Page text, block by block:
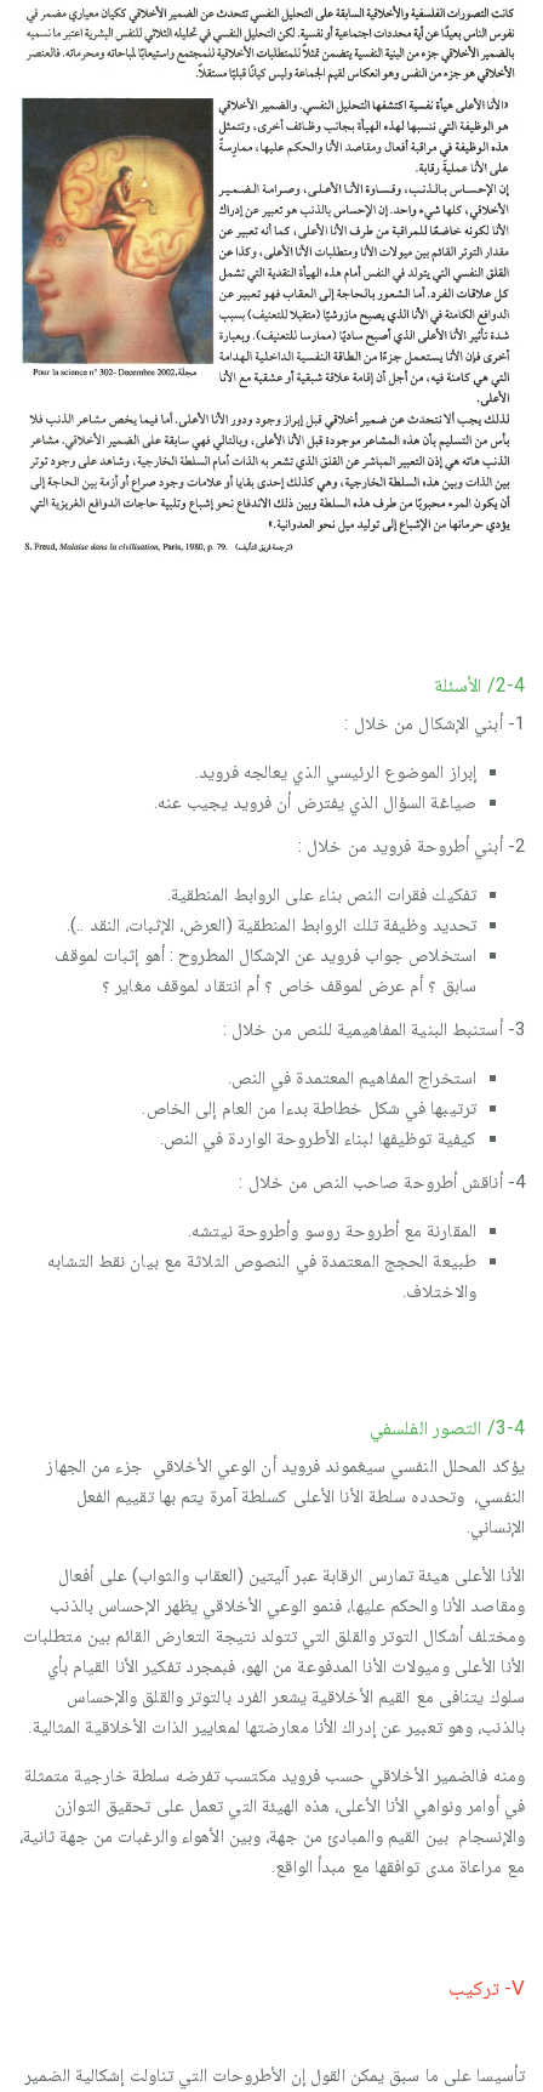
2-4/ الأسئلة
1- أبني الإشكال من خلال :
إبراز الموضوع الرئيسي الذي يعالجه فرويد.
صياغة السؤال الذي يفترض أن فرويد يجيب عنه.
2- أبني أطروحة فرويد من خلال :
تفكيك فقرات النص بناء على الروابط المنطقية.
تحديد وظيفة تلك الروابط المنطقية (العرض، الإثبات، النقد ..).
استخلاص جواب فرويد عن الإشكال المطروح : أهو إثبات لموقف
سابق ؟ أم عرض لموقف خاص ؟ أم انتقاد لموقف مغاير ؟
3- أستنبط البنية المفاهيمية للنص من خلال :
استخراج المفاهيم المعتمدة في النص.
ترتيبها في شكل خطاطة بدءا من العام إلى الخاص.
كيفية توظيفها لبناء الأطروحة الواردة في النص.
4- أناقش أطروحة صاحب النص من خلال :
المقارنة مع أطروحة روسو وأطروحة نيتشه.
طبيعة الحجج المعتمدة في النصوص الثلاثة مع بيان نقط التشابه
والاختلاف.
3-4/ التصور الفلسفي
يؤكد المحلل النفسي سيغموند فرويد أن الوعي الأخلاقي جزء من الجهاز
النفسي، وتحدده سلطة الأنا الأعلى كسلطة آمرة يتم بها تقييم الفعل
الإنساني.
الأنا الأعلى هيئة تمارس الرقابة عبر آليتين (العقاب والثواب) على أفعال
ومقاصد الأنا والحكم عليها، فنمو الوعي الأخلاقي يظهر الإحساس بالذنب
ومختلف أشكال التوتر والقلق التي تتولد نتيجة التعارض القائم بين متطلبات
الأنا الأعلى وميولات الأنا المدفوعة من الهو، فبمجرد تفكير الأنا القيام بأي
سلوك يتنافى مع القيم الأخلاقية يشعر الفرد بالتوتر والقلق والإحساس
بالذنب، وهو تعبير عن إدراك الأنا معارضتها لمعايير الذات الأخلاقية المثالية.
ومنه فالضمير الأخلاقي حسب فرويد مكتسب تفرضه سلطة خارجية متمثلة
في أوامر ونواهي الأنا الأعلى، هذه الهيئة التي تعمل على تحقيق التوازن
والإنسجام بين القيم والمبادئ من جهة، وبين الأهواء والرغبات من جهة ثانية،
مع مراعاة مدى توافقها مع مبدأ الواقع.
V- تركيب
تأسيسا على ما سبق يمكن القول إن الأطروحات التي تناولت إشكالية الضمير